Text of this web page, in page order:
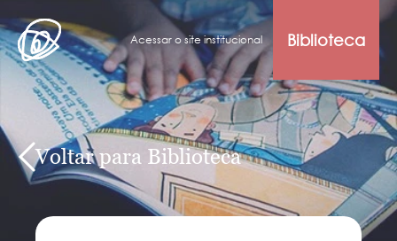
Acessar o site institucional Biblioteca
Voltar para Biblioteca